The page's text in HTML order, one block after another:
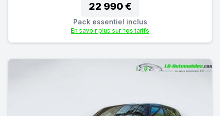
22 990 €
Pack essentiel inclus
En savoir plus sur nos tarifs